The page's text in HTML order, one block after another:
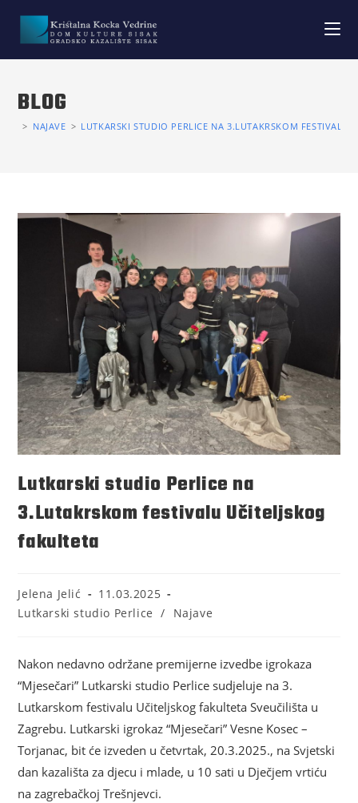
BLOG
> NAJAVE > LUTKARSKI STUDIO PERLICE NA 3.LUTAKRSKOM FESTIVALU
Lutkarski studio Perlice na
3.Lutakrskom festivalu Učiteljskog
fakulteta
Jelena Jelić
11.03.2025
Lutkarski studio Perlice
/ Najave
Nakon nedavno održane premijerne izvedbe igrokaza
“Mjesečari” Lutkarski studio Perlice sudjeluje na 3.
Lutkarskom festivalu Učiteljskog fakulteta Sveučilišta u
Zagrebu. Lutkarski igrokaz “Mjesečari” Vesne Kosec –
Torjanac, bit će izveden u četvrtak, 20.3.2025., na Svjetski
dan kazališta za djecu i mlade, u 10 sati u Dječjem vrtiću
na zagrebačkoj Trešnjevci.